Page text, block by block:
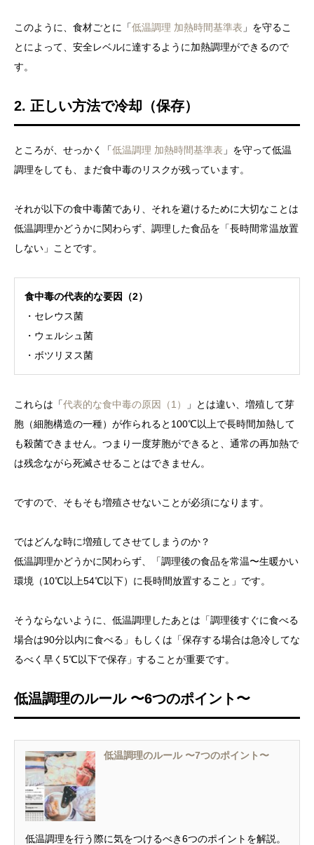
このように、食材ごとに「低温調理 加熱時間基準表 」を守るこ
とによって、安全レベルに達するように加熱調理ができるので
す。
2. 正しい方法で冷却（保存）
ところが、せっかく「低温調理 加熱時間基準表 」を守って低温
調理をしても、まだ食中毒のリスクが残っています。
それが以下の食中毒菌であり、それを避けるために大切なことは
低温調理かどうかに関わらず、調理した食品を「長時間常温放置
しない」ことです。
食中毒の代表的な要因（2）
・セレウス菌
・ウェルシュ菌
・ボツリヌス菌
これらは「代表的な食中毒の原因（1）
」とは違い、増殖して芽
胞（細胞構造の一種）が作られると100℃以上で長時間加熱して
も殺菌できません。つまり一度芽胞ができると、通常の再加熱で
は残念ながら死滅させることはできません。
ですので、そもそも増殖させないことが必須になります。
ではどんな時に増殖してさせてしまうのか？
低温調理かどうかに関わらず、「調理後の食品を常温〜生暖かい
環境（10℃以上54℃以下）に長時間放置すること」です。
そうならないように、低温調理したあとは「調理後すぐに食べる
場合は90分以内に食べる」もしくは「保存する場合は急冷してな
るべく早く5℃以下で保存」することが重要です。
低温調理のルール 〜6つのポイント〜
低温調理のルール 〜7つのポイント〜
低温調理を行う際に気をつけるべき6つのポイントを解説。